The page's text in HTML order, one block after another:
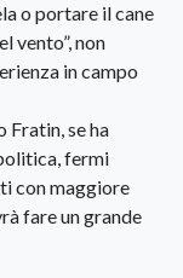
o portare il cane
vento”, non
in campo
Fratin, se ha
fermi
con maggiore
fare un grande